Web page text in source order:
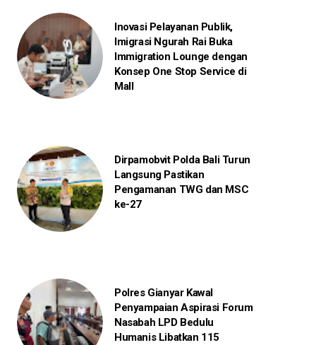
Inovasi Pelayanan Publik,
Imigrasi Ngurah Rai Buka
Immigration Lounge dengan
Konsep One Stop Service di
Mall
Dirpamobvit Polda Bali Turun
Langsung Pastikan
Pengamanan TWG dan MSC
ke-27
Polres Gianyar Kawal
Penyampaian Aspirasi Forum
Nasabah LPD Bedulu
Humanis Libatkan 115